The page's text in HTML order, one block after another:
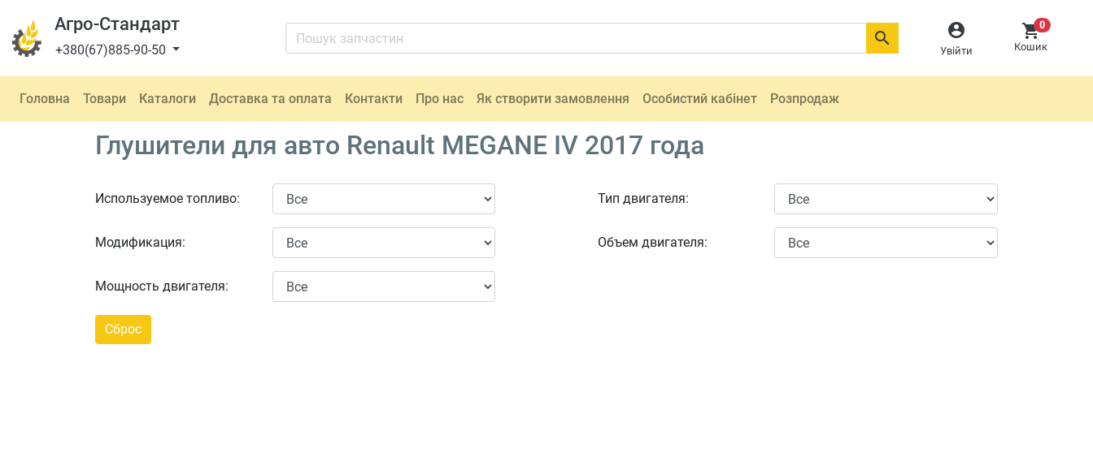
Агро-Стандарт
+380(67)885-90-50

Увійти
0
Кошик

Головна Товари Каталоги Доставка та оплата Контакти Про нас Як створити замовлення Особистий кабінет Розпродаж
Глушители для авто Renault MEGANE IV 2017 года
Используемое топливо:
Модификация:
Мощность двигателя:
Тип двигателя:
Объем двигателя: